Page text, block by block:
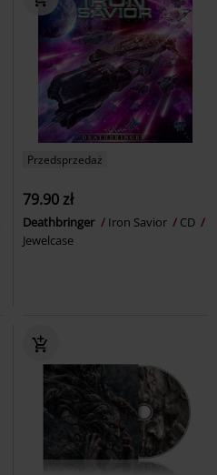
Przedsprzedaż
79.90 zł
Deathbringer Iron Savior
CD
Jewelcase